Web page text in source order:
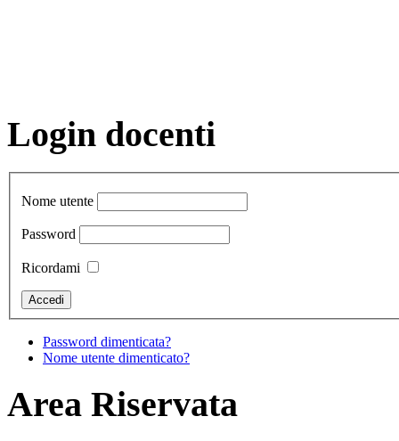
Login docenti
Nome utente
Password
Ricordami
Password dimenticata?
Nome utente dimenticato?
Area Riservata